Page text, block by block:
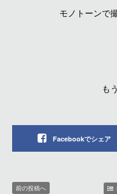
モノトーンで
も
Facebookでシェア
前の投稿へ